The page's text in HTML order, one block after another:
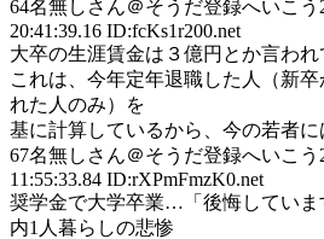
64名無しさん＠そうだ登録へいこう
20:41:39.16 ID:fcKs1r200.net
大卒の生涯賃金は３億円とか言われ
これは、今年定年退職した人（新
れた人のみ）を
基に計算しているから、今の若者に
67名無しさん＠そうだ登録へいこう
11:55:33.84 ID:rXPmFmzK0.net
奨学金で大学卒業…「後悔していま
内1人暮らしの悲惨